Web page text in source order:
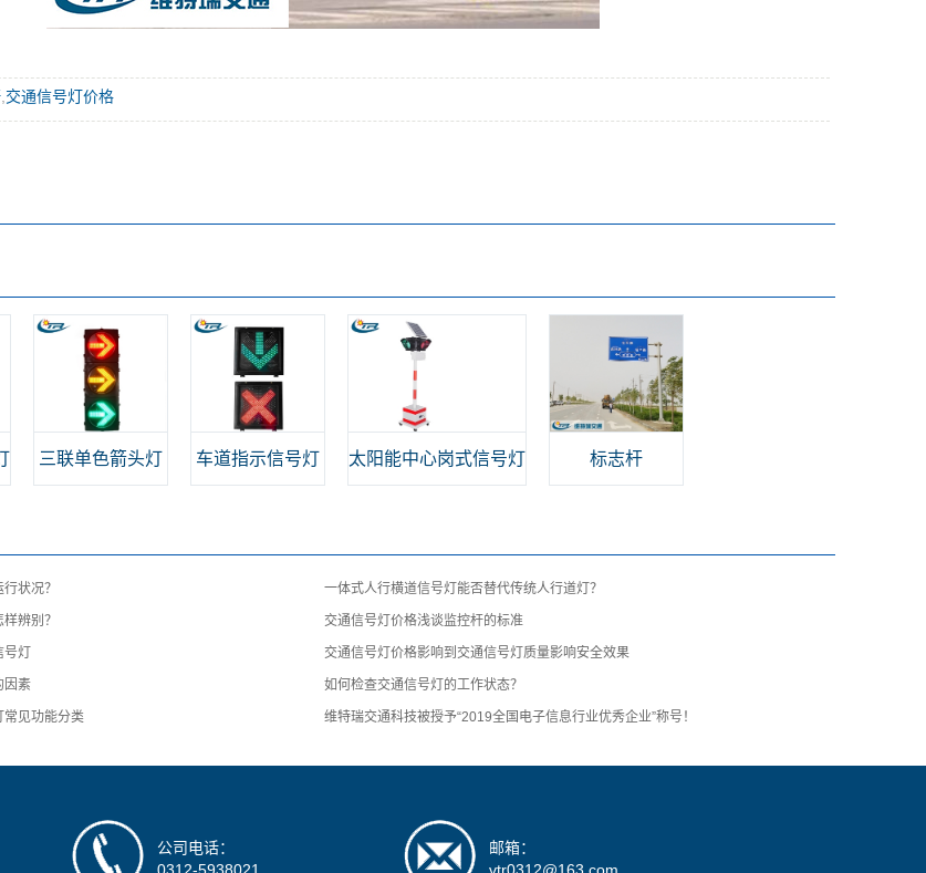
交通信号灯价格
三联单色箭头灯 车道指示信号灯 太阳能中心岗式信号灯 标志杆
状况？ 一体式人行横道信号灯能否替代传统人行道灯？
辨别？ 交通信号灯价格浅谈监控杆的标准
灯 交通信号灯价格影响到交通信号灯质量影响安全效果
因素 如何检查交通信号灯的工作状态？
常见功能分类 维特瑞交通科技被授予“2019全国电子信息行业优秀企业”称号！
公司电话：
邮箱：